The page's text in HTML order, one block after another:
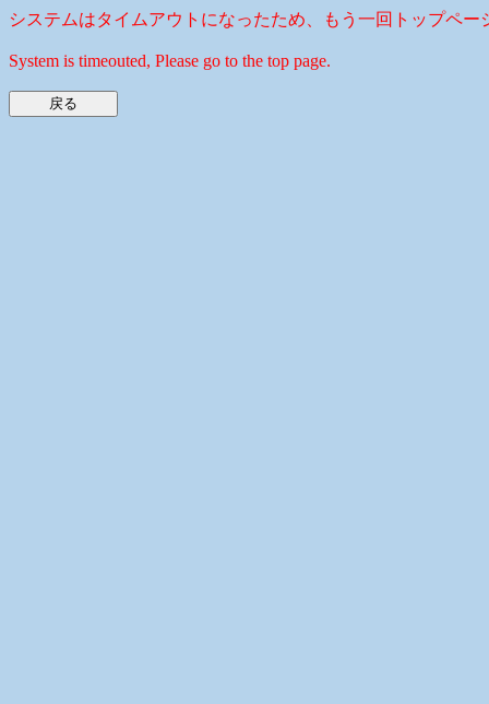
システムはタイムアウトになったため、もう一回トップペー
System is timeouted, Please go to the top page.